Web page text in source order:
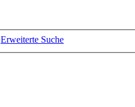
Erweiterte Suche